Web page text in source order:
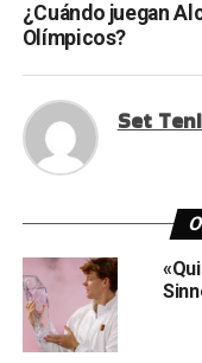
¿Cuándo juegan
Olímpicos?
Set